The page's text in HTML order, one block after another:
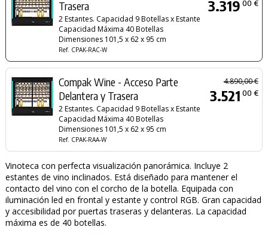
Trasera
2 Estantes. Capacidad 9 Botellas x Estante
Capacidad Máxima 40 Botellas
Dimensiones 101,5 x 62 x 95 cm
Ref. CPAK-RAC-W
3.319 00 €
Compak Wine - Acceso Parte
Delantera y Trasera
2 Estantes. Capacidad 9 Botellas x Estante
Capacidad Máxima 40 Botellas
Dimensiones 101,5 x 62 x 95 cm
Ref. CPAK-RAA-W
4.890,00 €
3.521 00 €
Vinoteca con perfecta visualización panorámica. Incluye 2
estantes de vino inclinados. Está diseñado para mantener el
contacto del vino con el corcho de la botella. Equipada con
iluminación led en frontal y estante y control RGB. Gran capacidad
y accesibilidad por puertas traseras y delanteras. La capacidad
máxima es de 40 botellas.